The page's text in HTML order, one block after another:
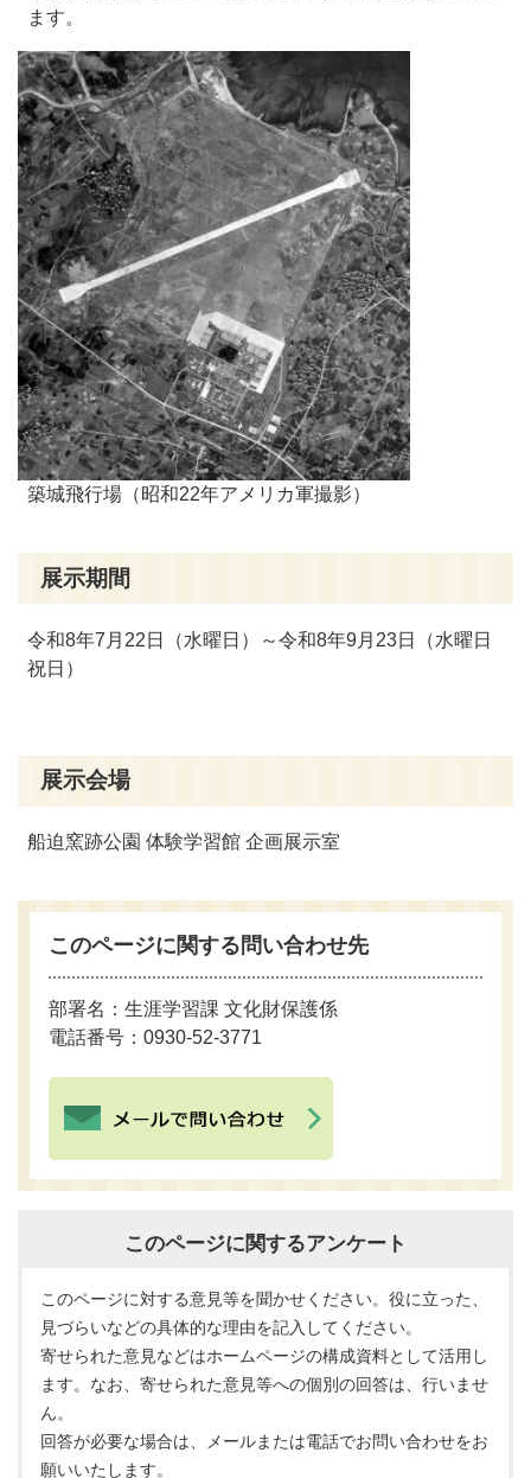
ます。
築城飛行場（昭和22年アメリカ軍撮影）
展示期間
令和8年7月22日（水曜日）～令和8年9月23日（水曜日
祝日）
展示会場
船迫窯跡公園 体験学習館 企画展示室
このページに関する問い合わせ先
部署名：生涯学習課 文化財保護係
電話番号：0930-52-3771
このページに関するアンケート
このページに対する意見等を聞かせください。役に立った、
見づらいなどの具体的な理由を記入してください。
寄せられた意見などはホームページの構成資料として活用し
ます。なお、寄せられた意見等への個別の回答は、行いませ
ん。
回答が必要な場合は、メールまたは電話でお問い合わせをお
願いいたします。